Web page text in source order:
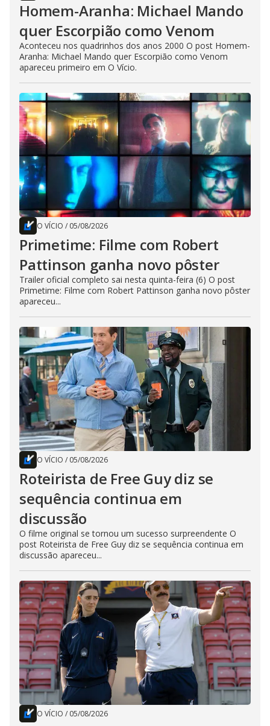
Homem-Aranha: Michael Mando
quer Escorpião como Venom
Aconteceu nos quadrinhos dos anos 2000 O post Homem-
Aranha: Michael Mando quer Escorpião como Venom
apareceu primeiro em O Vício.
O VÍCIO / 05/08/2026
Primetime: Filme com Robert
Pattinson ganha novo pôster
Trailer oficial completo sai nesta quinta-feira (6) O post
Primetime: Filme com Robert Pattinson ganha novo pôster
apareceu...
O VÍCIO / 05/08/2026
Roteirista de Free Guy diz se
sequência continua em
discussão
O filme original se tornou um sucesso surpreendente O
post Roteirista de Free Guy diz se sequência continua em
discussão apareceu...
O VÍCIO / 05/08/2026